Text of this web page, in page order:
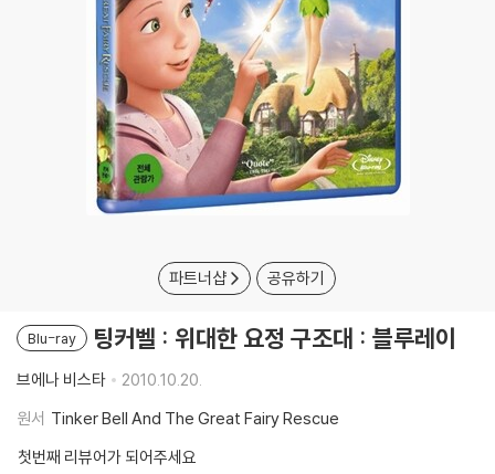
파트너샵 공유하기
Blu-ray 팅커벨 : 위대한 요정 구조대 : 블루레이
브에나 비스타
2010.10.20.
원서 Tinker Bell And The Great Fairy Rescue
첫번째 리뷰어가 되어주세요